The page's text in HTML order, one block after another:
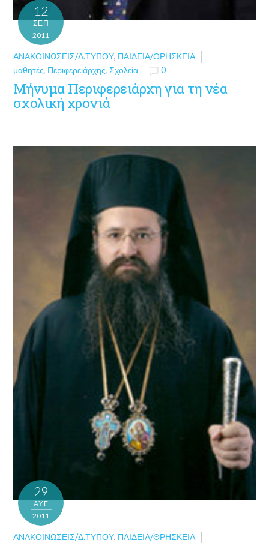
12
ΣΕΠ
2011
ΑΝΑΚΟΙΝΏΣΕΙΣ/Δ.ΤΎΠΟΥ, ΠΑΙΔΕΊΑ/ΘΡΗΣΚΕΊΑ
μαθητές, Περιφερειάρχης,Σχολεία 0
Μήνυμα Περιφερειάρχη για τη νέα
σχολική χρονιά
29
ΑΥΓ
2011
ΑΝΑΚΟΙΝΏΣΕΙΣ/Δ.ΤΎΠΟΥ, ΠΑΙΔΕΊΑ/ΘΡΗΣΚΕΊΑ